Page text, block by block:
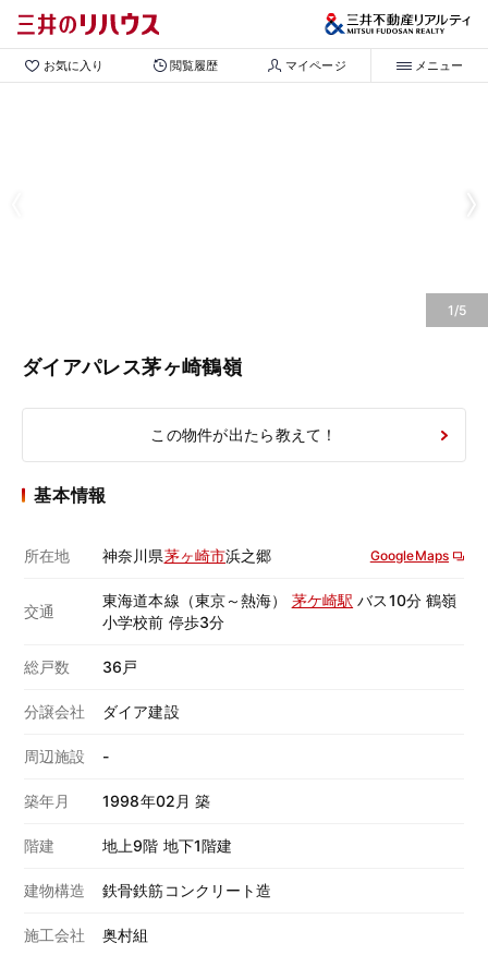
お気に入り 閲覧履歴 マイページ メニュー
1/5
ダイアパレス茅ヶ崎鶴嶺
この物件が出たら教えて！
基本情報
所在地 神奈川県茅ヶ崎市浜之郷 GoogleMaps
交通
東海道本線（東京～熱海） 茅ケ崎駅 バス10分 鶴嶺
小学校前 停歩3分
総戸数 36戸
分譲会社 ダイア建設
周辺施設 -
築年月 1998年02月 築
階建 地上9階 地下1階建
建物構造 鉄骨鉄筋コンクリート造
施工会社 奥村組